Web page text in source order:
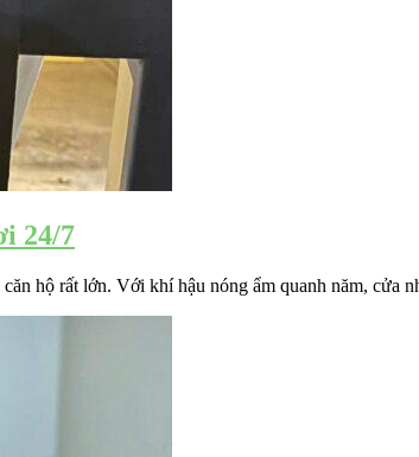
24/7
hộ rất lớn. Với khí hậu nóng ẩm quanh năm, cửa